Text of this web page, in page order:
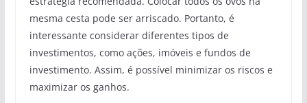
mesma cesta pode ser arriscado. Portanto, é
interessante considerar diferentes tipos de
investimentos, como ações, imóveis e fundos de
investimento. Assim, é possível minimizar os riscos e
maximizar os ganhos.